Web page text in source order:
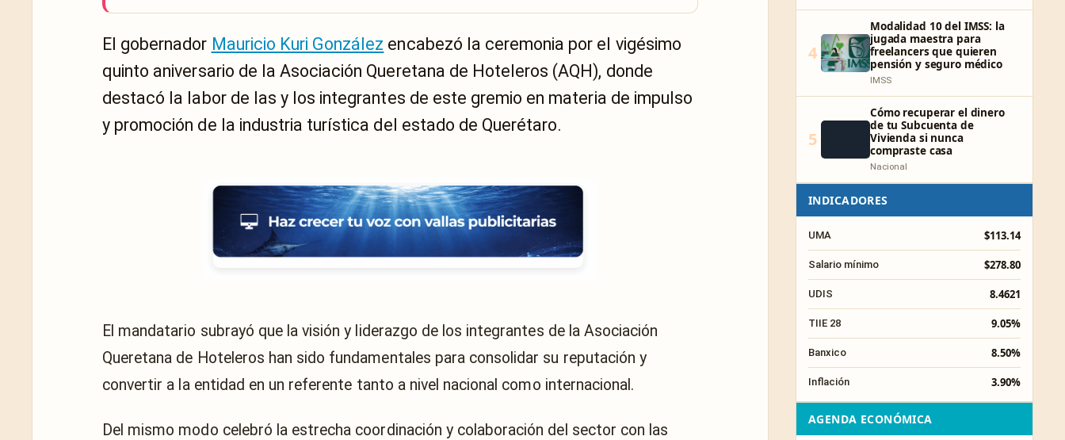
El gobernador Mauricio Kuri González encabezó la ceremonia por el vigésimo
quinto aniversario de la Asociación Queretana de Hoteleros (AQH), donde
destacó la labor de las y los integrantes de este gremio en materia de impulso
y promoción de la industria turística del estado de Querétaro.
El mandatario subrayó que la visión y liderazgo de los integrantes de la Asociación
Queretana de Hoteleros han sido fundamentales para consolidar su reputación y
convertir a la entidad en un referente tanto a nivel nacional como internacional.
Del mismo modo celebró la estrecha coordinación y colaboración del sector con las
4
Modalidad 10 del IMSS: la
jugada maestra para
freelancers que quieren
pensión y seguro médico
IMSS
5
Cómo recuperar el dinero
de tu Subcuenta de
Vivienda si nunca
compraste casa
Nacional
INDICADORES
UMA $113.14
Salario mínimo $278.80
UDIS 8.4621
TIIE 28 9.05%
Banxico 8.50%
Inflación 3.90%
AGENDA ECONÓMICA